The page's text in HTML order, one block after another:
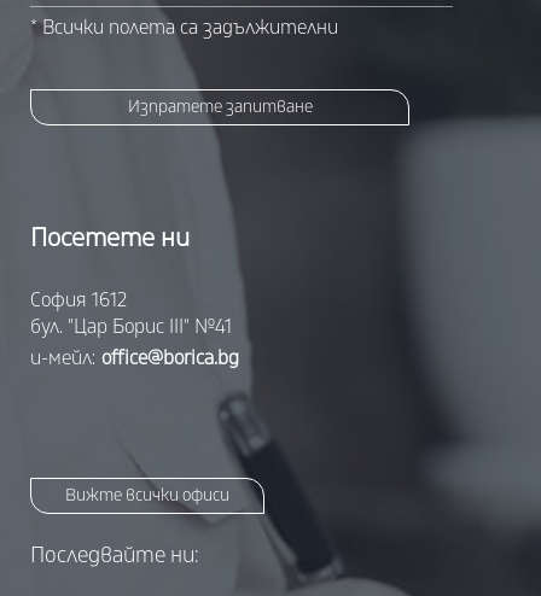
* Всички полета са задължителни
Изпратете запитване
Посетете ни
София 1612
бул. "Цар Борис III" №41
и-мейл: office@borica.bg
Вижте всички офиси
Последвайте ни: